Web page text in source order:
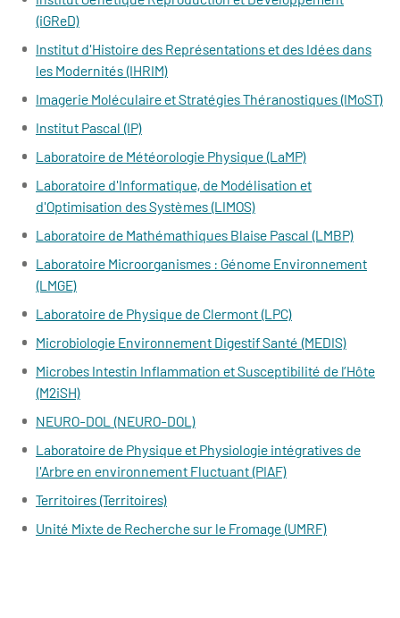
(iGReD)
Institut d'Histoire des Représentations et des Idées dans
les Modernités (IHRIM)
Imagerie Moléculaire et Stratégies Théranostiques (IMoST)
Institut Pascal (IP)
Laboratoire de Météorologie Physique (LaMP)
Laboratoire d'Informatique, de Modélisation et
d'Optimisation des Systèmes (LIMOS)
Laboratoire de Mathémathiques Blaise Pascal (LMBP)
Laboratoire Microorganismes : Génome Environnement
(LMGE)
Laboratoire de Physique de Clermont (LPC)
Microbiologie Environnement Digestif Santé (MEDIS)
Microbes Intestin Inflammation et Susceptibilité de l’Hôte
(M2iSH)
NEURO-DOL (NEURO-DOL)
Laboratoire de Physique et Physiologie intégratives de
l'Arbre en environnement Fluctuant (PIAF)
Territoires (Territoires)
Unité Mixte de Recherche sur le Fromage (UMRF)